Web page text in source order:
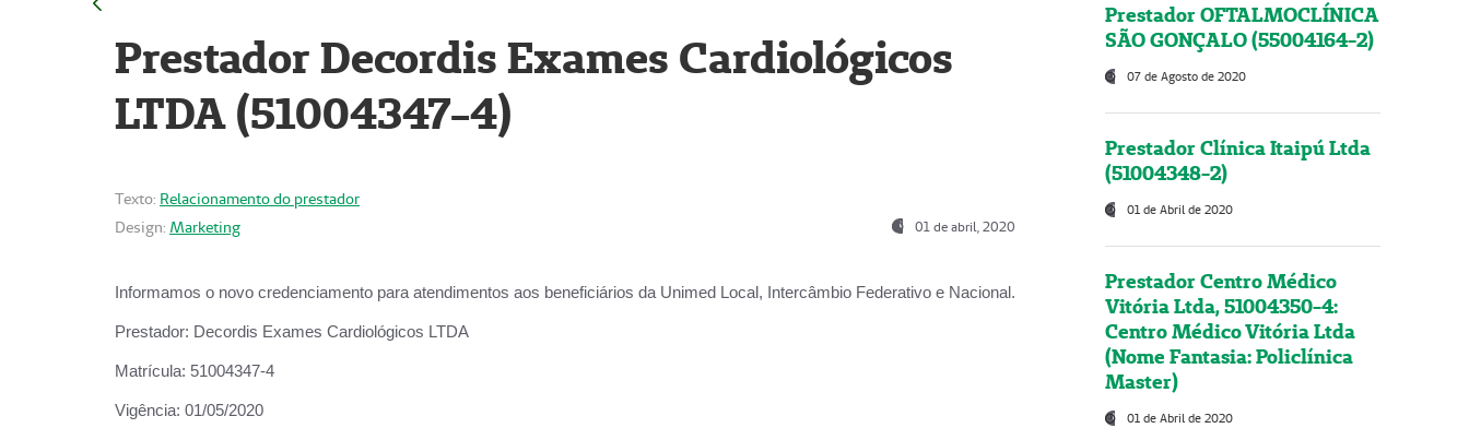
Prestador Decordis Exames Cardiológicos
LTDA (51004347-4)
Texto: Relacionamento do prestador
Design: Marketing 01 de abril, 2020
Informamos o novo credenciamento para atendimentos aos beneficiários da Unimed Local, Intercâmbio Federativo e Nacional.
Prestador: Decordis Exames Cardiológicos LTDA
Matrícula: 51004347-4
Vigência: 01/05/2020
Prestador OFTALMOCLÍNICA
SÃO GONÇALO (55004164-2)
07 de Agosto de 2020
Prestador Clínica Itaipú Ltda
(51004348-2)
01 de Abril de 2020
Prestador Centro Médico
Vitória Ltda, 51004350-4:
Centro Médico Vitória Ltda
(Nome Fantasia: Policlínica
Master)
01 de Abril de 2020